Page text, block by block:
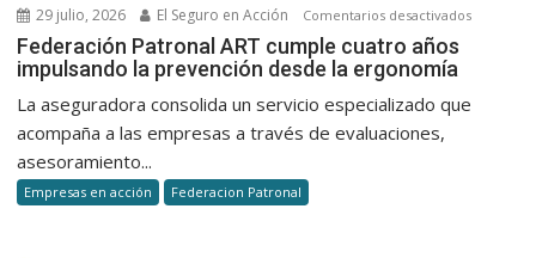
29 julio, 2026 El Seguro en Acción Comentarios desactivadosen
Federación Patronal ART cumple cuatro años
impulsando la prevención desde la ergonomía
La aseguradora consolida un servicio especializado que
acompaña a las empresas a través de evaluaciones,
asesoramiento...
Empresas en acción Federacion Patronal